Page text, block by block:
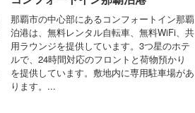
那覇市の中心部にあるコンフォートイン那覇
泊港は、無料レンタル自転車、無料WiFi、共
用ラウンジを提供しています。3つ星のホテ
ルで、24時間対応のフロントと荷物預かり
を提供しています。敷地内に専用駐車場があ
ります。...